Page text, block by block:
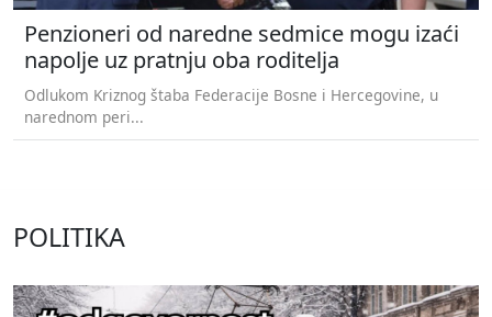
Penzioneri od naredne sedmice mogu izaći
napolje uz pratnju oba roditelja
Odlukom Kriznog štaba Federacije Bosne i Hercegovine, u
narednom peri...
POLITIKA